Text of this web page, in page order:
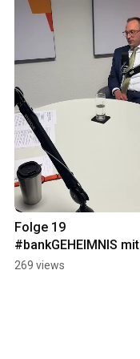
Folge 19
#bankGEHEIMNIS mit
Tino Klink - ab sofort
269 views